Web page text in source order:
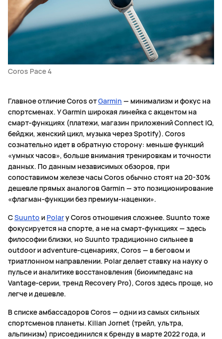
Coros Pace 4
Главное отличие Coros отGarmin — минимализм и фокус на
спортсменах. У Garmin широкая линейка с акцентом на
смарт-функциях (платежи, магазин приложений Connect IQ,
бейджи, женский цикл, музыка через Spotify). Coros
сознательно идет в обратную сторону: меньше функций
«умных часов», больше внимания тренировкам и точности
данных. По данным независимых обзоров, при
сопоставимом железе часы Coros обычно стоят на 20-30%
дешевле прямых аналогов Garmin — это позиционирование
«флагман-функции без премиум-наценки».
СSuunto и Polarу Coros отношения сложнее. Suunto тоже
фокусируется на спорте, а не на смарт-функциях — здесь
философии близки, но Suunto традиционно сильнее в
outdoor и adventure-сценариях, Coros — в беговом и
триатлонном направлении. Polar делает ставку на науку о
пульсе и аналитике восстановления (биоимпеданс на
Vantage-серии, тренд Recovery Pro), Coros здесь проще, но
легче и дешевле.
В списке амбассадоров Coros — одни из самых сильных
спортсменов планеты. Kilian Jornet (трейл, ультра,
альпинизм) присоединился к бренду в марте 2022 года, и